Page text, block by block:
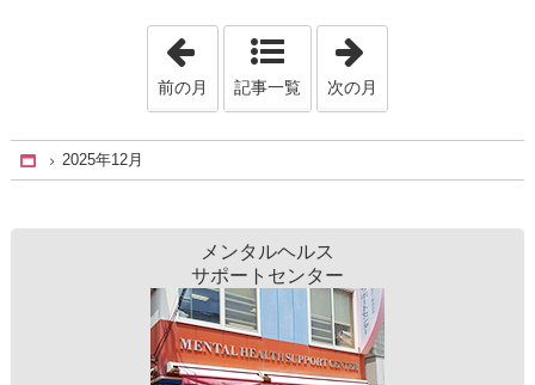
「2025年11月」
前の月 記事一覧 次の月
Home
2025年12月
メンタルヘルス
サポートセンター